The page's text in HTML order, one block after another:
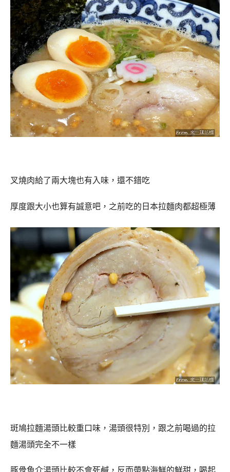
叉燒肉給了兩大塊也有入味，還不錯吃
厚度跟大小也算有誠意吧，之前吃的日本拉麵肉都超極薄
斑鳩拉麵湯頭比較重口味，湯頭很特別，跟之前喝過的拉
麵湯頭完全不一樣